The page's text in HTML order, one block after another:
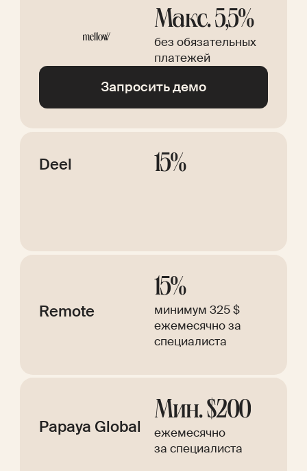
Макс. 5,5%
без обязательных
платежей
Запросить демо
Deel 15%
Remote
15%
минимум 325 $
ежемесячно за
специалиста
Papaya Global
Мин. $200
ежемесячно
за специалиста